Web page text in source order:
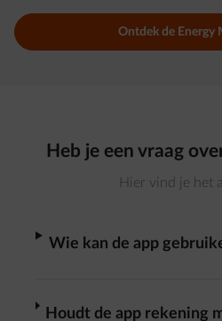
Ontdek de Energy
Heb je een vraag
Hier vind je het
Wie kan de app
Houdt de app rekening